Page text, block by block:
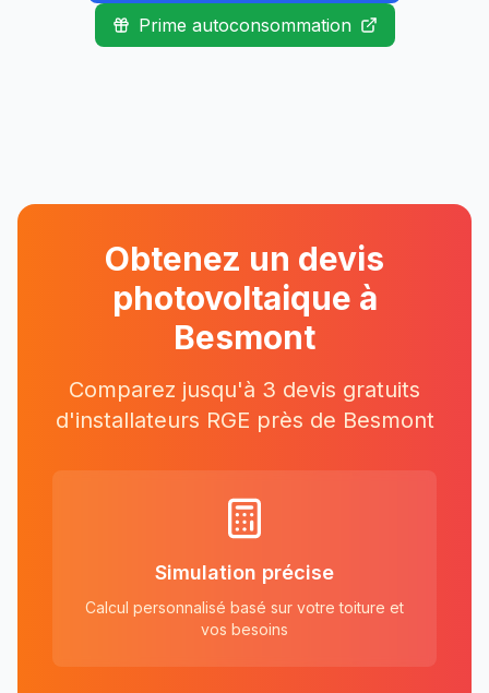
Prime autoconsommation
Obtenez un devis
photovoltaique à
Besmont
Comparez jusqu'à 3 devis gratuits
d'installateurs RGE près de Besmont
Simulation précise
Calcul personnalisé basé sur votre toiture et
vos besoins